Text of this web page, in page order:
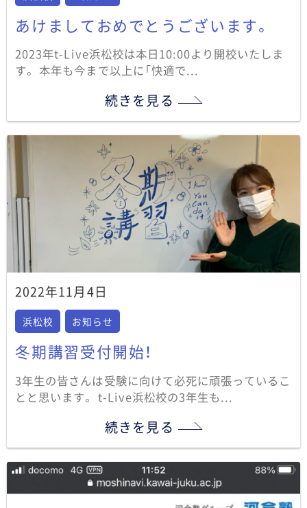
あけましておめでとうございます。
2023年t-Live浜松校は本日10:00より開校いたしま
す。 本年も今まで以上に「快適で...
続きを見る
2022年11月4日
浜松校 お知らせ
冬期講習受付開始！
3年生の皆さんは受験に向けて必死に頑張っているこ
とと思います。 t-Live浜松校の3年生も...
続きを見る